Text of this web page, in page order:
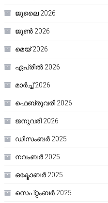
ജൂലൈ 2026
ജൂൺ 2026
മെയ്‌ 2026
ഏപ്രിൽ 2026
മാർച്ച്‌ 2026
ഫെബ്രുവരി 2026
ജനുവരി 2026
ഡിസംബർ 2025
നവംബർ 2025
ഒക്ടോബർ 2025
സെപ്റ്റംബർ 2025